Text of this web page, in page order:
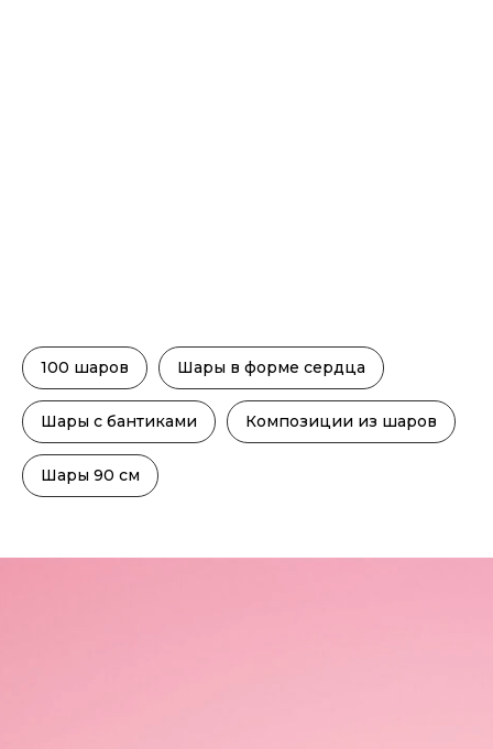
100 шаров Шары в форме сердца
Шары с бантиками Композиции из шаров
Шары 90 см